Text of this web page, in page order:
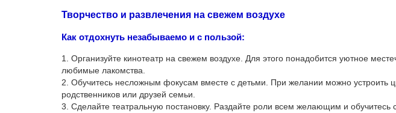
Творчество и развлечения на свежем воздухе
Как отдохнуть незабываемо и с пользой:
1. Организуйте кинотеатр на свежем воздухе. Для этого понадобится уютное
любимые лакомства.
2. Обучитесь несложным фокусам вместе с детьми. При желании можно устроить
родственников или друзей семьи.
3. Сделайте театральную постановку. Раздайте роли всем желающим и обучитесь